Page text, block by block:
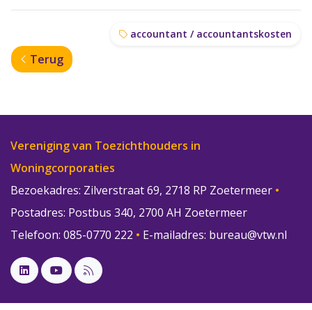
accountant / accountantskosten
Terug
Vereniging van Toezichthouders in
Woningcorporaties
Bezoekadres: Zilverstraat 69, 2718 RP Zoetermeer •
Postadres: Postbus 340, 2700 AH Zoetermeer
Telefoon: 085-0770 222 • E-mailadres: bureau@vtw.nl